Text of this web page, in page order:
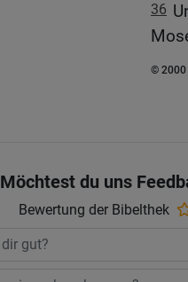
36
© 2000
Möchtest du uns
Bewertung der Bibelthek